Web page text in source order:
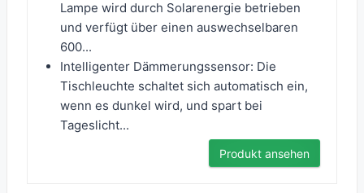
Lampe wird durch Solarenergie betrieben
und verfügt über einen auswechselbaren
600...
Intelligenter Dämmerungssensor: Die
Tischleuchte schaltet sich automatisch ein,
wenn es dunkel wird, und spart bei
Tageslicht...
Produkt ansehen